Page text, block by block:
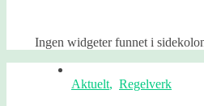
Ingen widgeter funnet i
Aktuelt, Regelverk